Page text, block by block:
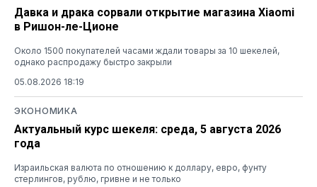
Давка и драка сорвали открытие магазина Xiaomi
в Ришон-ле-Ционе
Около 1500 покупателей часами ждали товары за 10 шекелей,
однако распродажу быстро закрыли
05.08.2026 18:19
ЭКОНОМИКА
Актуальный курс шекеля: среда, 5 августа 2026
года
Израильская валюта по отношению к доллару, евро, фунту
стерлингов, рублю, гривне и не только